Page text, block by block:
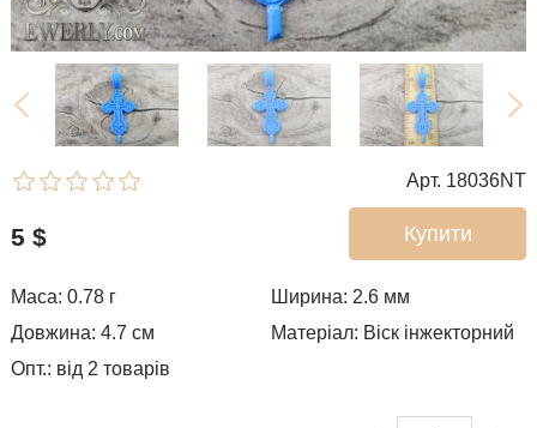
Арт. 18036NT
Купити
5 $
Маса: 0.78 г Ширина: 2.6 мм
Довжина: 4.7 см
Матеріал: Віск інжекторний
Опт.: від 2 товарів